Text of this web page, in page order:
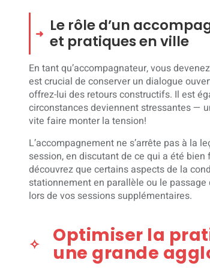
Le rôle d’un
et pratiques en ville
En tant qu’accompagnateur, vous
est crucial de conserver un dialogue
offrez-lui des retours constructifs. Il est
circonstances deviennent stressantes —
vite faire monter la tension!
L’accompagnement ne s’arrête pas à la
session, en discutant de ce qui a été
découvrez que certains aspects de la
stationnement en parallèle ou le
lors de vos sessions supplémentaires.
Optimiser la
une grande